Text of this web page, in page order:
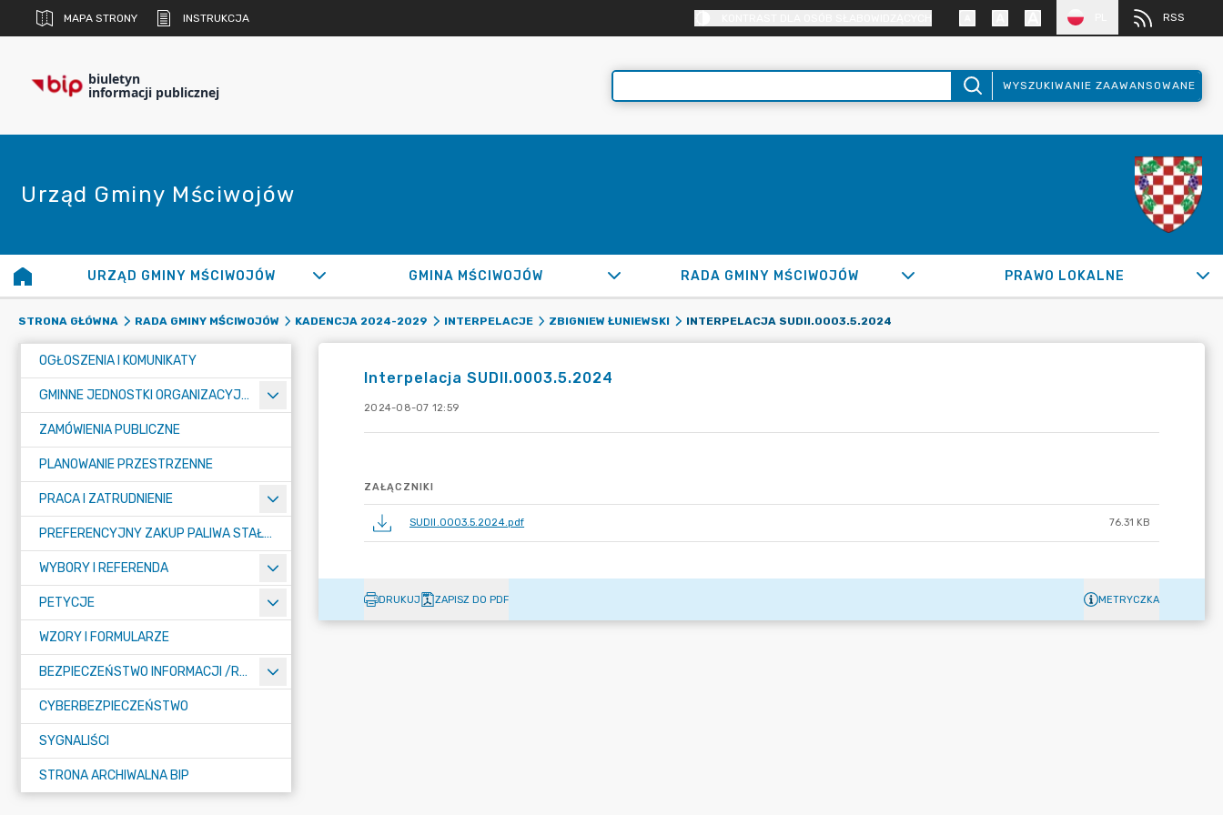
MAPA STRONY INSTRUKCJA RSS
biuletyn
informacji publicznej WYSZUKIWANIE ZAAWANSOWANE
Urząd Gminy Mściwojów
URZĄD GMINY MŚCIWOJÓW GMINA MŚCIWOJÓW RADA GMINY MŚCIWOJÓW PRAWO LOKALNE
STRONA GŁÓWNA RADA GMINY MŚCIWOJÓW KADENCJA 2024-2029 INTERPELACJE ZBIGNIEW ŁUNIEWSKI INTERPELACJA SUDII.0003.5.2024
OGŁOSZENIA I KOMUNIKATY
GMINNE JEDNOSTKI ORGANIZACYJNE
ZAMÓWIENIA PUBLICZNE
PLANOWANIE PRZESTRZENNE
PRACA I ZATRUDNIENIE
PREFERENCYJNY ZAKUP PALIWA STAŁEGO
WYBORY I REFERENDA
PETYCJE
WZORY I FORMULARZE
BEZPIECZEŃSTWO INFORMACJI /RODO/
CYBERBEZPIECZEŃSTWO
SYGNALIŚCI
STRONA ARCHIWALNA BIP
Interpelacja SUDII.0003.5.2024
2024-08-07 12:59
ZAŁĄCZNIKI
SUDII.0003.5.2024.pdf 76.31 KB
DRUKUJ ZAPISZ DO PDF METRYCZKA